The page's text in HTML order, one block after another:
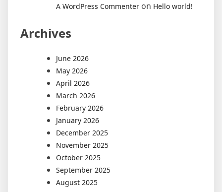
A WordPress Commenter on Hello world!
Archives
June 2026
May 2026
April 2026
March 2026
February 2026
January 2026
December 2025
November 2025
October 2025
September 2025
August 2025